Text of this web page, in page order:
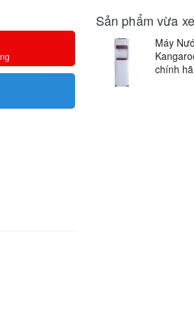
Sản phẩm vừa
Máy
chính